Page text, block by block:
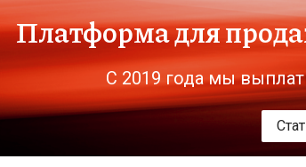
Платформа для
С 2019 года мы